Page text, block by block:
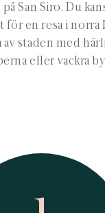
San Siro. Du
en resa i
av staden med
eller vackra